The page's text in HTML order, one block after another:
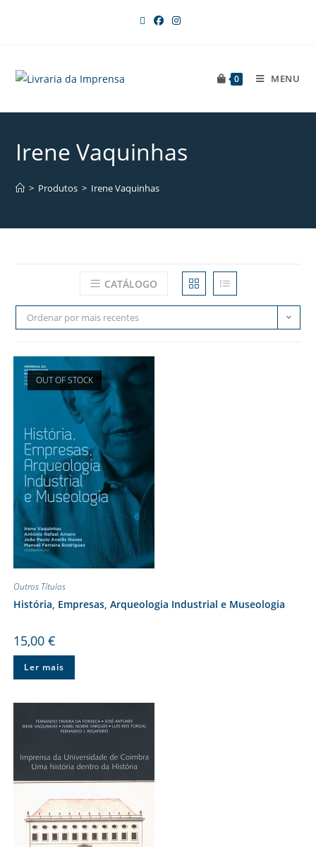
0 MENU
Irene Vaquinhas
> Produtos > Irene Vaquinhas
CATÁLOGO
Ordenar por mais recentes
OUT OF STOCK
Outros Títulos
História, Empresas, Arqueologia Industrial e Museologia
15,00 €
Ler mais